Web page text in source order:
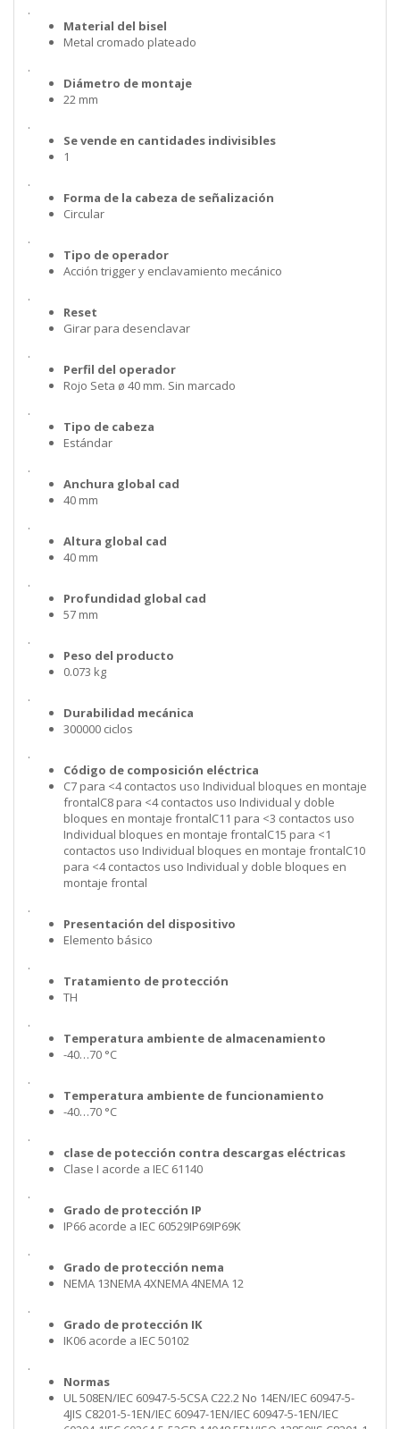
.
Material del bisel
Metal cromado plateado
.
Diámetro de montaje
22 mm
.
Se vende en cantidades indivisibles
1
.
Forma de la cabeza de señalización
Circular
.
Tipo de operador
Acción trigger y enclavamiento mecánico
.
Reset
Girar para desenclavar
.
Perfil del operador
Rojo Seta ø 40 mm. Sin marcado
.
Tipo de cabeza
Estándar
.
Anchura global cad
40 mm
.
Altura global cad
40 mm
.
Profundidad global cad
57 mm
.
Peso del producto
0.073 kg
.
Durabilidad mecánica
300000 ciclos
.
Código de composición eléctrica
C7 para <4 contactos uso Individual bloques en montaje
frontalC8 para <4 contactos uso Individual y doble
bloques en montaje frontalC11 para <3 contactos uso
Individual bloques en montaje frontalC15 para <1
contactos uso Individual bloques en montaje frontalC10
para <4 contactos uso Individual y doble bloques en
montaje frontal
.
Presentación del dispositivo
Elemento básico
.
Tratamiento de protección
TH
.
Temperatura ambiente de almacenamiento
-40…70 °C
.
Temperatura ambiente de funcionamiento
-40…70 °C
.
clase de potección contra descargas eléctricas
Clase I acorde a IEC 61140
.
Grado de protección IP
IP66 acorde a IEC 60529IP69IP69K
.
Grado de protección nema
NEMA 13NEMA 4XNEMA 4NEMA 12
.
Grado de protección IK
IK06 acorde a IEC 50102
.
Normas
UL 508EN/IEC 60947-5-5CSA C22.2 No 14EN/IEC 60947-5-
4JIS C8201-5-1EN/IEC 60947-1EN/IEC 60947-5-1EN/IEC